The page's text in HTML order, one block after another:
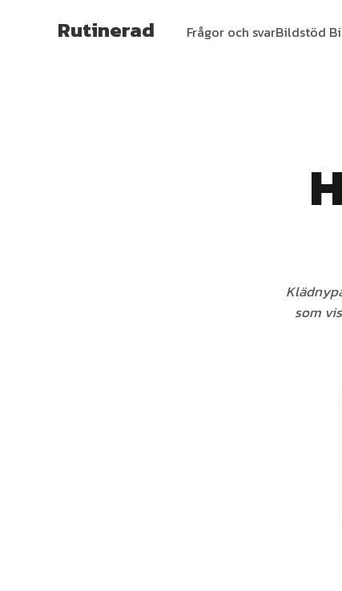
Rutinerad Frågor och svarBildstöd
som